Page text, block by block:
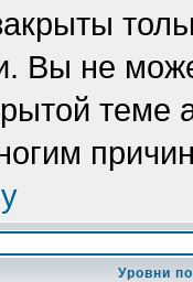
Вы не
теме
Уровни